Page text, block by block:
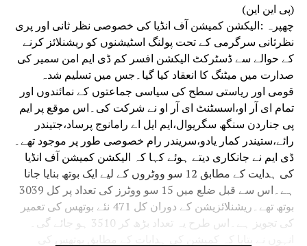
(پی این این)
چھپرہ :الیکشن کمیشن آف انڈیا کی خصوصی نظر ثانی اور پری
نظرثانی سرگرمی کے تحت پولنگ اسٹیشنوں کو ریشنلائز کرنے
کے حوالے سے ڈسٹرکٹ الیکشن افسر کم ڈی ایم امن سمیر کی
صدارت میں میٹنگ کا انعقاد کیا گیا۔جس میں تسلیم شدہ
قومی اور ریاستی سطح کی سیاسی جماعتوں کے نمائندوں اور
تمام ای آر او،اسسٹنٹ ای آر او نے شرکت کی۔اس موقع پر ایم
پی جناردن سنگھ سگریوال،ایم ایل اے رامانوج پرساد،جتیندر
رائے،ستیندر کمار یادو،سریندر رام خصوصی طور پر موجود تھے۔
ڈی ایم نے جانکاری دیتے ہوئے کہا کہ الیکشن کمیشن آف انڈیا
کی ہدایت کے مطابق 12 سو ووٹروں کے لیے ایک بوتھ بنایا جانا
ہے۔اس سے قبل ضلع میں 15 سو ووٹرز کی تعداد پر کل 3039
بوتھ تھے۔ریشنلائزیشن کے دوران کل 471 نئے بوتھس کی تعمیر
کی تجویز ہے۔اس طرح یہ تعداد بڑھ کر 3510 ہو جائے گی۔